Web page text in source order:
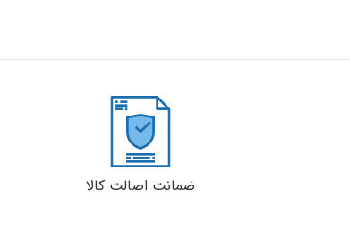
ضمانت اصالت کالا